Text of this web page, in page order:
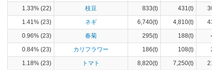
1.33% (22)
枝豆 833(t) 431(t)
1.41% (23)
ネギ 6,740(t) 4,810(t)
0.96% (23)
春菊 295(t) 188(t)
0.84% (23)
カリフラワー 186(t) 108(t)
1.18% (23)
トマト 8,820(t) 7,250(t)